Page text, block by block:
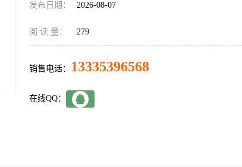
发布日期： 2026-08-07
阅 读 量： 279
销售电话： 13335396568
在线QQ：